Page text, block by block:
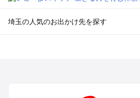
埼玉の人気のお出かけ先を探す